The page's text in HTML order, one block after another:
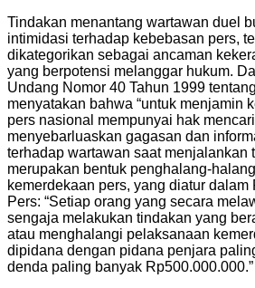
Tindakan menantang wartawan duel
intimidasi terhadap kebebasan pers,
dikategorikan sebagai ancaman
yang berpotensi melanggar hukum.
Undang Nomor 40 Tahun 1999
menyatakan bahwa “untuk menjamin
pers nasional mempunyai hak
menyebarluaskan gagasan dan
terhadap wartawan saat menjalankan
merupakan bentuk penghalang-
kemerdekaan pers, yang diatur dalam
Pers: “Setiap orang yang secara
sengaja melakukan tindakan yang
atau menghalangi pelaksanaan
dipidana dengan pidana penjara
denda paling banyak Rp500.000.000.”